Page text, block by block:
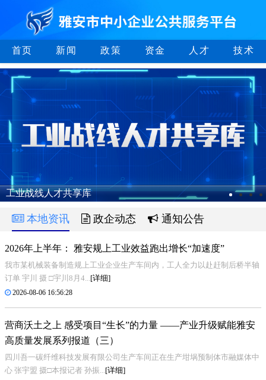
首页 新闻 政策 资金 人才 技术
工业战线人才共享库
本地资讯 政企动态 通知公告
2026年上半年： 雅安规上工业效益跑出增长“加速度”
我市某机械装备制造规上工业企业生产车间内，工人全力以赴赶制后桥半轴
订单 宇川 摄 □宇川8月4... [详细]
2026-08-06 16:56:28
营商沃土之上 感受项目“生长”的力量 ——产业升级赋能雅安
高质量发展系列报道（三）
四川吾一碳纤维科技发展有限公司生产车间正在生产坩埚预制体市融媒体中
心 张宇盟 摄□本报记者 孙振... [详细]